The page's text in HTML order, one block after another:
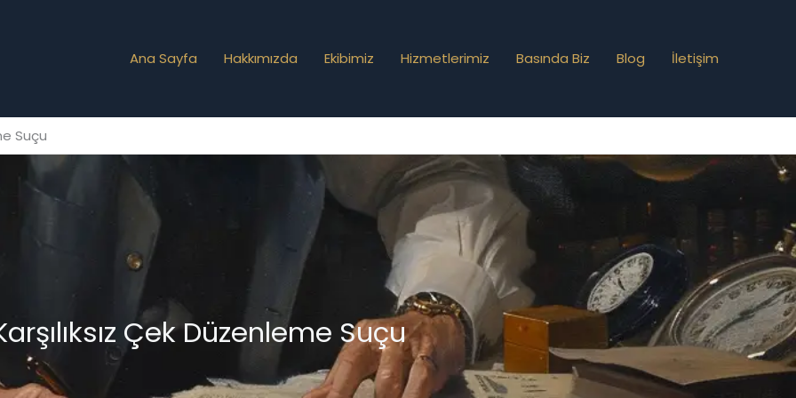
Ana Sayfa
Hakkımızda Ekibimiz Hizmetlerimiz Basında Biz Blog İletişim
Suçu
Çek Düzenleme Suçu